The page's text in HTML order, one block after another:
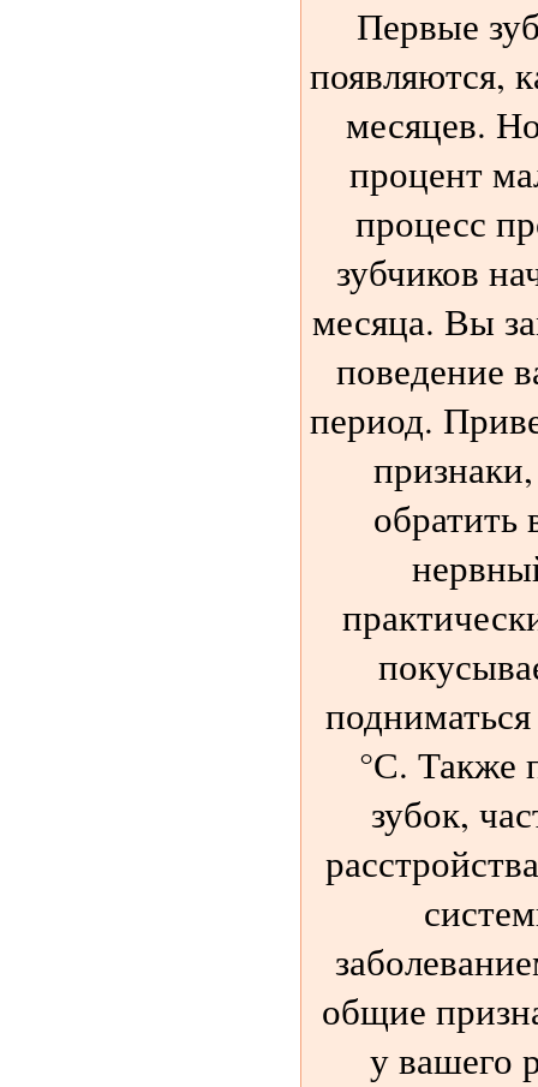
Первые
появляются,
месяцев.
процент
процесс
зубчиков
месяца. Вы
поведение
период.
обратить
°С. Также
зубок,
общие
у вашего